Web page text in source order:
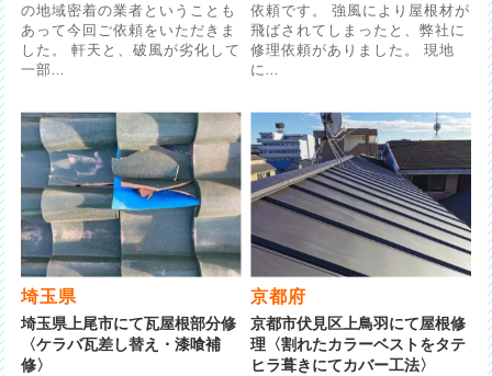
の地域密着の業者ということも
あって今回ご依頼をいただきま
した。 軒天と、破風が劣化して
一部...
依頼です。 強風により屋根材が
飛ばされてしまったと、弊社に
修理依頼がありました。 現地
に...
埼玉県
埼玉県上尾市にて瓦屋根部分修
〈ケラバ瓦差し替え・漆喰補
修〉
京都府
京都市伏見区上鳥羽にて屋根修
理〈割れたカラーベストをタテ
ヒラ葺きにてカバー工法〉